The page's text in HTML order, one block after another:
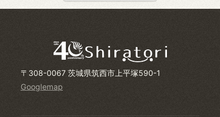
〒308-0067 茨城県筑西市上平塚590-1
Googlemap